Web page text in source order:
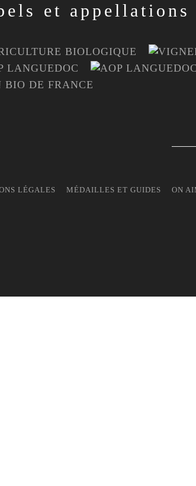
et appellations
LÉGALES MÉDAILLES ET GUIDES ON